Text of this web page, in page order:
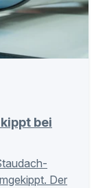
bei
Der